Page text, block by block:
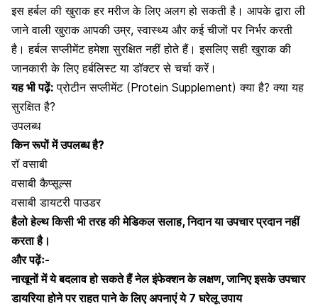
इसहर्बल की खुराक हर मरीज के लिए अलग हो सकती है। आपके द्वारा ली
जाने वाली खुराक आपकी उम्र, स्वास्थ्य और कई चीजों पर निर्भर करती
है। हर्बल सप्लीमेंट हमेशा सुरक्षित नहीं होते हैं। इसलिए सही खुराक की
जानकारी के लिए हर्बलिस्ट या डॉक्टर से चर्चा करें।
यह भी पढ़ें: प्रोटीन सप्लीमेंट (Protein Supplement) क्या है? क्या यह
सुरक्षित है?
उपलब्ध
किन रूपों में उपलब्ध है?
रॉ वसाबी
वसाबी कैप्सूल्स
वसाबी डायटरी पाउडर
हैलो हेल्थ किसी भी तरह की मेडिकल सलाह, निदान या उपचार प्रदान नहीं
करता है।
और पढ़ेंः-
नाखूनों में ये बदलाव हो सकते हैं नेल इंफेक्शन के लक्षण, जानिए इसके उपचार
डायरिया होने पर राहत पाने के लिए अपनाएं ये 7 घरेलू उपाय